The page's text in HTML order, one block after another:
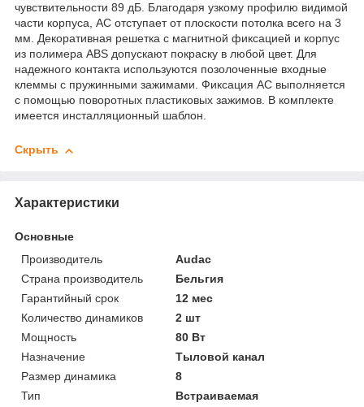
чувствительности 89 дБ. Благодаря узкому профилю видимой
части корпуса, АС отступает от плоскости потолка всего на 3
мм. Декоративная решетка с магнитной фиксацией и корпус
из полимера ABS допускают покраску в любой цвет. Для
надежного контакта используются позолоченные входные
клеммы с пружинными зажимами. Фиксация АС выполняется
с помощью поворотных пластиковых зажимов. В комплекте
имеется инсталляционный шаблон.
Скрыть
Характеристики
Основные
Производитель
Audac
Страна производитель
Бельгия
Гарантийный срок
12 мес
Количество динамиков
2 шт
Мощность
80 Вт
Назначение
Тыловой канал
Размер динамика
8
Тип
Встраиваемая